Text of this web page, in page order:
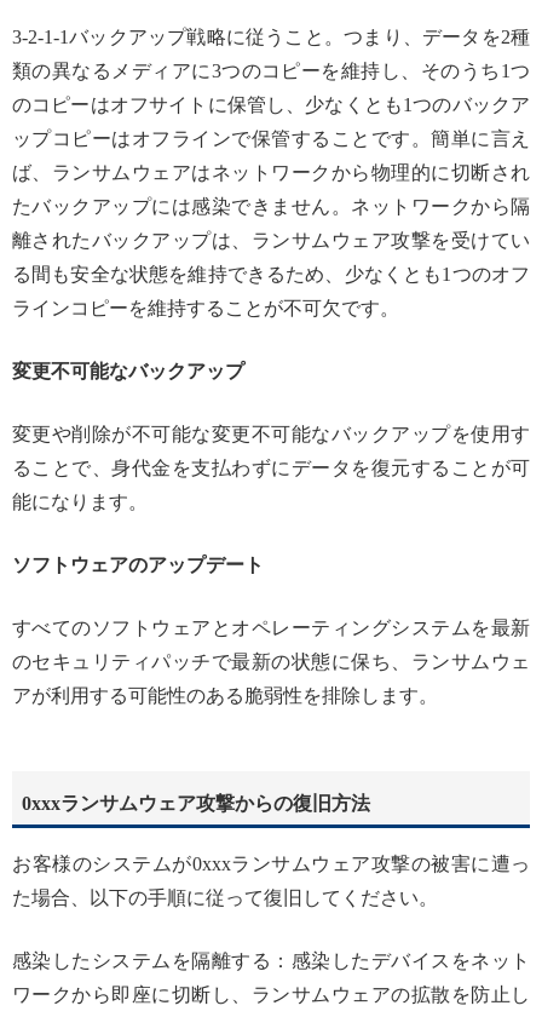
3-2-1-1バックアップ戦略に従うこと。つまり、データを2種
類の異なるメディアに3つのコピーを維持し、そのうち1つ
のコピーはオフサイトに保管し、少なくとも1つのバックア
ップコピーはオフラインで保管することです。簡単に言え
ば、ランサムウェアはネットワークから物理的に切断され
たバックアップには感染できません。ネットワークから隔
離されたバックアップは、ランサムウェア攻撃を受けてい
る間も安全な状態を維持できるため、少なくとも1つのオフ
ラインコピーを維持することが不可欠です。
変更不可能なバックアップ
変更や削除が不可能な変更不可能なバックアップを使用す
ることで、身代金を支払わずにデータを復元することが可
能になります。
ソフトウェアのアップデート
すべてのソフトウェアとオペレーティングシステムを最新
のセキュリティパッチで最新の状態に保ち、ランサムウェ
アが利用する可能性のある脆弱性を排除します。
0xxxランサムウェア攻撃からの復旧方法
お客様のシステムが0xxxランサムウェア攻撃の被害に遭っ
た場合、以下の手順に従って復旧してください。
感染したシステムを隔離する：感染したデバイスをネット
ワークから即座に切断し、ランサムウェアの拡散を防止し